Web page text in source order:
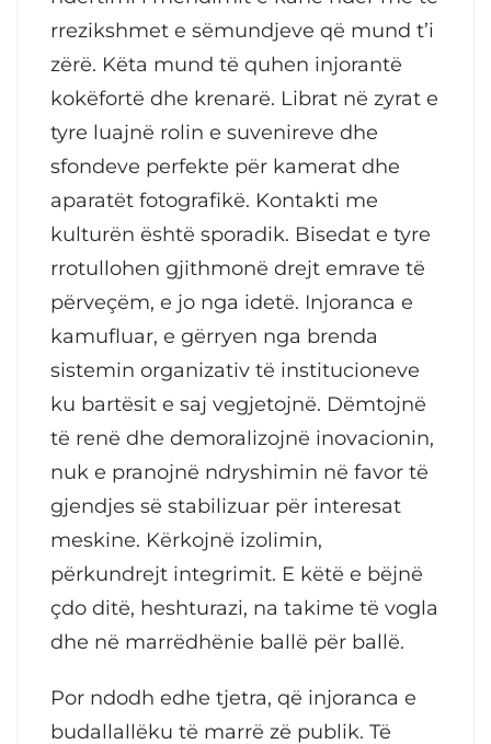
rrezikshmet e sëmundjeve që mund t’i
zërë. Këta mund të quhen injorantë
kokëfortë dhe krenarë. Librat në zyrat e
tyre luajnë rolin e suvenireve dhe
sfondeve perfekte për kamerat dhe
aparatët fotografikë. Kontakti me
kulturën është sporadik. Bisedat e tyre
rrotullohen gjithmonë drejt emrave të
përveçëm, e jo nga idetë. Injoranca e
kamufluar, e gërryen nga brenda
sistemin organizativ të institucioneve
ku bartësit e saj vegjetojnë. Dëmtojnë
të renë dhe demoralizojnë inovacionin,
nuk e pranojnë ndryshimin në favor të
gjendjes së stabilizuar për interesat
meskine. Kërkojnë izolimin,
përkundrejt integrimit. E këtë e bëjnë
çdo ditë, heshturazi, na takime të vogla
dhe në marrëdhënie ballë për ballë.
Por ndodh edhe tjetra, që injoranca e
budallallëku të marrë zë publik. Të